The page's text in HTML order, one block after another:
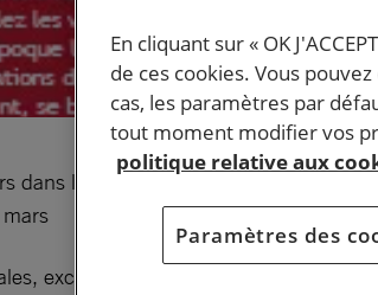
dans la bibliothèque-musicothèque
excisions, viols, inégalités de
En cliquant sur « OK
de ces cookies. Vous
cas, les paramètres par
tout moment modifier vos
politique relative aux
Paramètres des